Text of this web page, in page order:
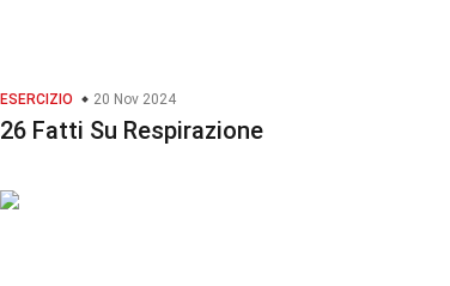
ESERCIZIO 20 Nov 2024
26 Fatti Su Respirazione